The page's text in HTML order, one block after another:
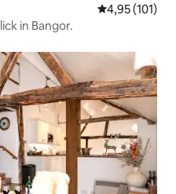
4,95 (101)
in Bangor.